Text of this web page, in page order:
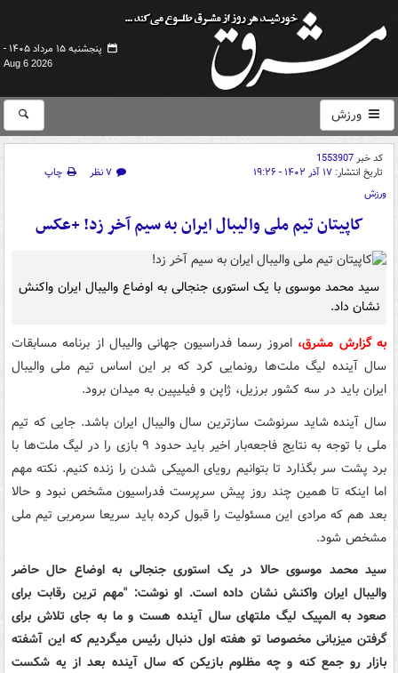
پنجشنبه ۱۵ مرداد ۱۴۰۵ -
Aug 6 2026
ورزش
کد خبر1553907
تاریخ انتشار: ۱۷ آذر ۱۴۰۲ - ۱۹:۲۶ ۷ نظر
چاپ
ورزش
کاپیتان تیم ملی والیبال ایران به سیم آخر زد! +عکس
سید محمد موسوی با یک استوری جنجالی به اوضاع والیبال‌ ایران واکنش
نشان داد.
به گزارش مشرق، امروز رسما فدراسیون جهانی والیبال از برنامه مسابقات
سال آینده لیگ ملت‌ها رونمایی کرد که بر این اساس تیم ملی والیبال
ایران باید در سه کشور برزیل، ژاپن و فیلیپین به میدان برود.
سال آینده شاید سرنوشت سازترین سال والیبال ایران باشد. جایی که تیم
ملی با توجه به نتایج فاجعه‌بار اخیر باید حدود ٩ بازی را در لیگ ملت‌ها با
برد پشت سر بگذارد تا بتوانیم رویای المپیکی شدن را زنده کنیم. نکته مهم
اما اینکه تا همین چند روز پیش سرپرست فدراسیون مشخص نبود و حالا
بعد هم که مرادی این مسئولیت را قبول کرده باید سریعا سرمربی تیم ملی
مشخص شود.
سید محمد موسوی حالا در یک استوری جنجالی به اوضاع حال حاضر
والیبال ایران واکنش نشان داده است. او نوشت: "مهم ترین رقابت برای
صعود به المپیک لیگ ملتهای سال آینده هست و ما به جای تلاش برای
گرفتن میزبانی مخصوصا تو هفته اول دنبال رئیس میگردیم که این آشفته
بازار رو جمع کنه و چه مظلوم بازیکن که سال آینده بعد از یه شکست